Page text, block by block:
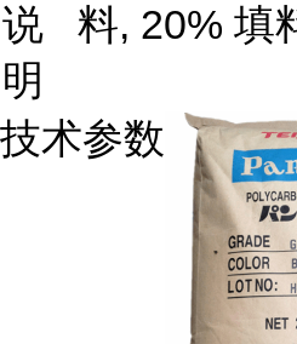
说
明
料, 20% 填
技术参数